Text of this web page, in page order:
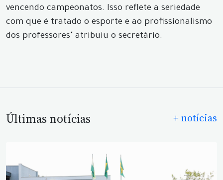
vencendo campeonatos. Isso reflete a seriedade
com que é tratado o esporte e ao profissionalismo
dos professores" atribuiu o secretário.
Últimas notícias + notícias